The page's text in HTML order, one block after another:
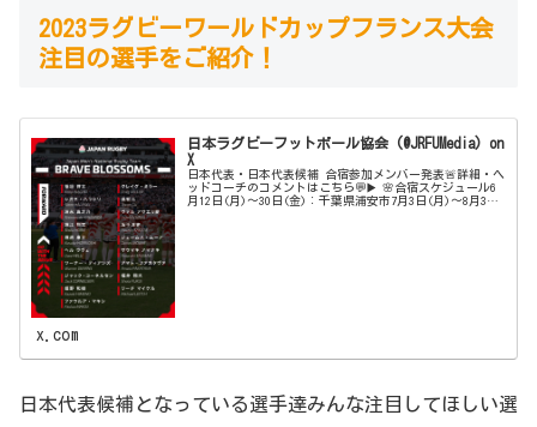
2023ラグビーワールドカップフランス大会
注目の選手をご紹介！
日本ラグビーフットボール協会 (@JRFUMedia) on
X
日本代表・日本代表候補 合宿参加メンバー発表🚨詳細・ヘ
ッドコーチのコメントはこちら💬▶️ 🌸合宿スケジュール6
月12日(月)〜30日(金)：千葉県浦安市7月3日(月)～8月3日
x.com
日本代表候補となっている選手達みんな注目してほしい選